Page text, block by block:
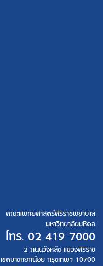
คณะแพทยศาสตร์ศิริราชพยาบาล
มหาวิทยาลัยมหิดล
โทร. 02 419 7000
2 ถนนวังหลัง แขวงศิริราช
เขตบางกอกน้อย กรุงเทพฯ 10700